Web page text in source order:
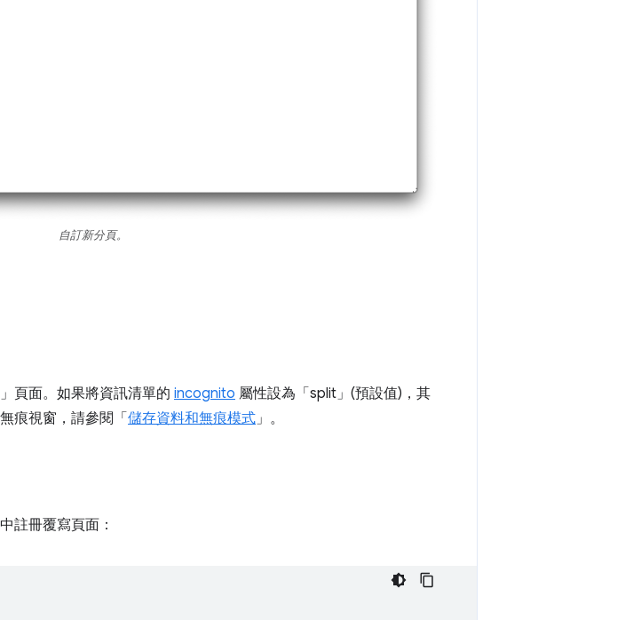
自訂新分頁。
頁面。如果將資訊清單的 incognito 屬性設為「split」(預設值)，其
痕視窗，請參閱「儲存資料和無痕模式 」。
中註冊覆寫頁面：